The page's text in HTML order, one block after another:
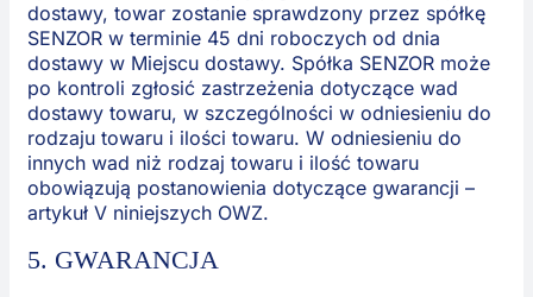
dostawy, towar zostanie sprawdzony przez spółkę
SENZOR w terminie 45 dni roboczych od dnia
dostawy w Miejscu dostawy. Spółka SENZOR może
po kontroli zgłosić zastrzeżenia dotyczące wad
dostawy towaru, w szczególności w odniesieniu do
rodzaju towaru i ilości towaru. W odniesieniu do
innych wad niż rodzaj towaru i ilość towaru
obowiązują postanowienia dotyczące gwarancji –
artykuł V niniejszych OWZ.
5. GWARANCJA